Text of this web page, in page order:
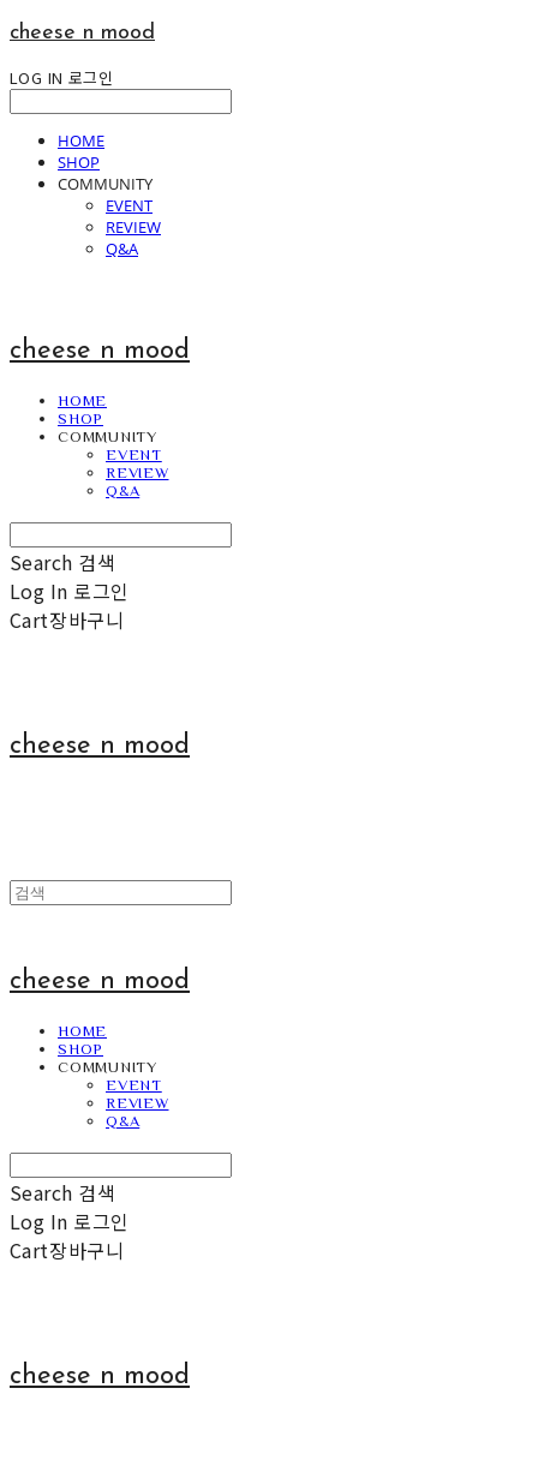
cheese n mood
LOG IN 로그인
HOME
SHOP
COMMUNITY
EVENT
REVIEW
Q&A
cheese n mood
HOME
SHOP
COMMUNITY
EVENT
REVIEW
Q&A
Search 검색
Log In 로그인
Cart장바구니
cheese n mood
cheese n mood
HOME
SHOP
COMMUNITY
EVENT
REVIEW
Q&A
Search 검색
Log In 로그인
Cart장바구니
cheese n mood